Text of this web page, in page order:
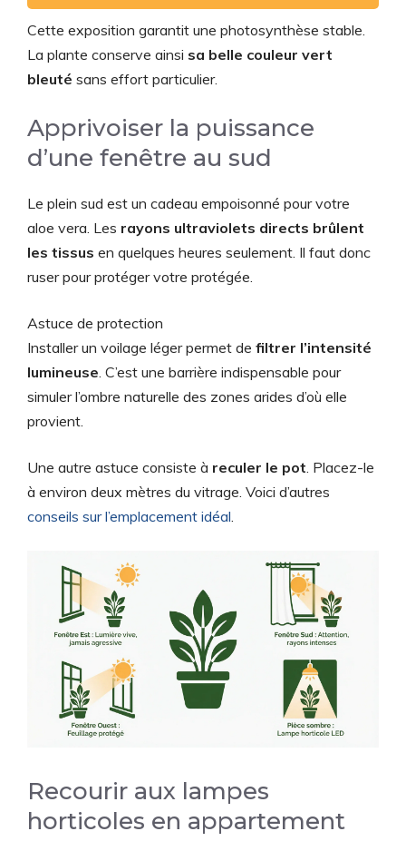
Cette exposition garantit une photosynthèse stable.
La plante conserve ainsi sa belle couleur vert
bleuté sans effort particulier.
Apprivoiser la puissance
d’une fenêtre au sud
Le plein sud est un cadeau empoisonné pour votre
aloe vera. Les rayons ultraviolets directs brûlent
les tissus en quelques heures seulement. Il faut donc
ruser pour protéger votre protégée.
Astuce de protection
Installer un voilage léger permet de filtrer l’intensité
lumineuse. C’est une barrière indispensable pour
simuler l’ombre naturelle des zones arides d’où elle
provient.
Une autre astuce consiste à reculer le pot. Placez-le
à environ deux mètres du vitrage. Voici d’autres
conseils sur l’emplacement idéal.
Recourir aux lampes
horticoles en appartement